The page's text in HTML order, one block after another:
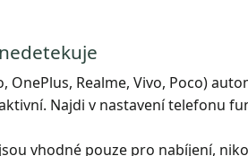
OnePlus, Realme, Vivo, Poco)
Najdi v nastavení telefonu
vhodné pouze pro nabíjení,